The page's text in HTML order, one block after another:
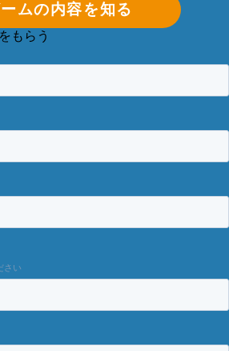
ームの内容を知る
もらう